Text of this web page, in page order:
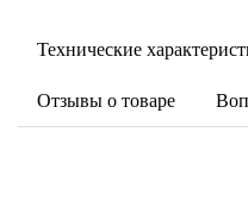
Технические
Отзывы о товаре